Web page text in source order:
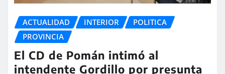
ACTUALIDAD INTERIOR
POLITICA
PROVINCIA
El CD de Pomán intimó al
intendente Gordillo por presunta